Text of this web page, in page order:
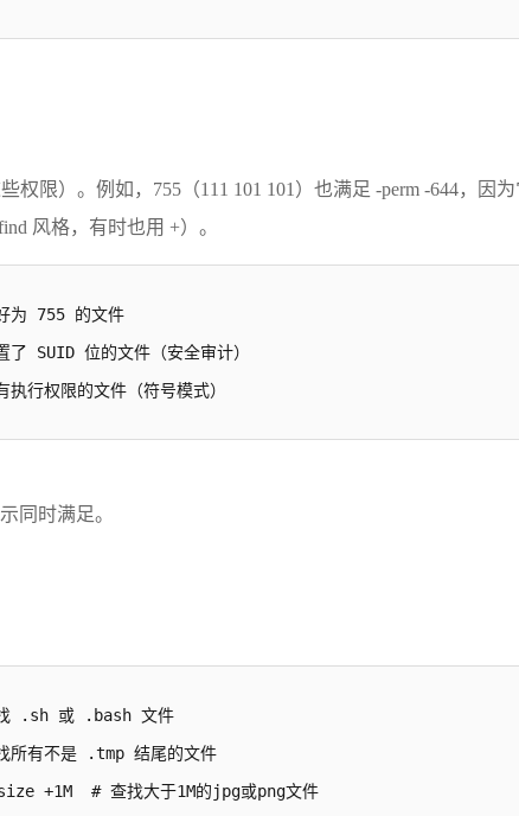
限）。例如，755（111 101 101）也满足 -perm -644，因
风格，有时也用 +）。
为 755 的文件
SUID 位的文件（安全审计）
行权限的文件（符号模式）
同时满足。
.sh 或 .bash 文件
有不是 .tmp 结尾的文件
# 查找大于1M的jpg或png文件